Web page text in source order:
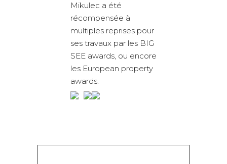
Mikulec a été
récompensée à
multiples reprises pour
ses travaux par les BIG
SEE awards, ou encore
les European property
awards.